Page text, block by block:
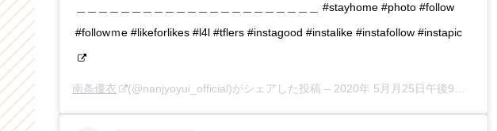
＿＿＿＿＿＿＿＿＿＿＿＿＿＿＿＿＿＿＿＿＿＿ #stayhome #photo #follow
#followｍe #likeforlikes #l4l #tflers #instagood #instalike #instafollow #instapic
南条優衣 (@nanjyoyui_official)がシェアした投稿 – 2020年 5月月25日午後9時54分PDT